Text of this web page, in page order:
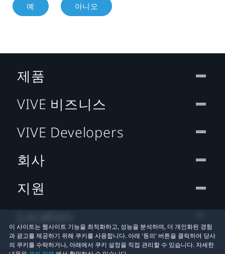
예 아니오
이 사이트는 웹사이트 기능을 최적화하고, 성능을 분석하며, 더 개인화된 경험
과 광고를 제공하기 위해 쿠키를 사용합니다. 아래 '동의' 버튼을 클릭하여 당사
의 쿠키를 수락하거나, 아래에서 쿠키 설정을 직접 관리할 수 있습니다. 자세한
제품
VIVE 비즈니스
VIVE Developers
회사
지원
Location